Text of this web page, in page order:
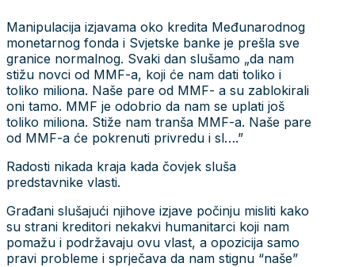
Manipulacija izjavama oko kredita Međunarodnog
monetarnog fonda i Svjetske banke je prešla sve
granice normalnog. Svaki dan slušamo „da nam
stižu novci od MMF-a, koji će nam dati toliko i
toliko miliona. Naše pare od MMF- a su zablokirali
oni tamo. MMF je odobrio da nam se uplati još
toliko miliona. Stiže nam tranša MMF-a. Naše pare
od MMF-a će pokrenuti privredu i sl….”
Radosti nikada kraja kada čovjek sluša
predstavnike vlasti.
Građani slušajući njihove izjave počinju misliti kako
su strani kreditori nekakvi humanitarci koji nam
pomažu i podržavaju ovu vlast, a opozicija samo
pravi probleme i sprječava da nam stignu “naše”